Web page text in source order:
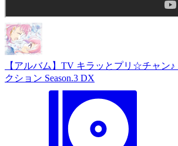
【アルバム】TV キラッとプリ☆チャン♪
クション Season.3 DX